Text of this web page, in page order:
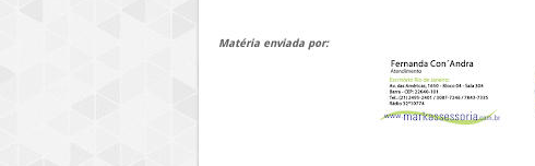
Matéria enviada por: